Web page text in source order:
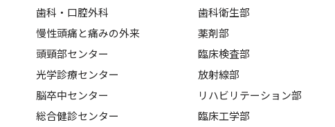
歯科・口腔外科
慢性頭痛と痛みの外来
頭頸部センター
光学診療センター
脳卒中センター
総合健診センター
歯科衛生部
薬剤部
臨床検査部
放射線部
リハビリテーション部
臨床工学部